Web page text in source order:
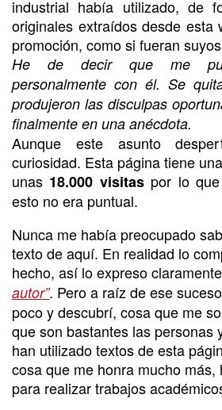
industrial había utilizado, de
originales extraídos desde esta
promoción, como si fueran
He de decir que me
personalmente con él. Se
produjeron las disculpas
finalmente en una anécdota.
Aunque este asunto
curiosidad. Esta página tiene
unas 18.000 visitaspor lo que
esto no era puntual.
Nunca me había preocupado
texto de aquí. En realidad lo
hecho, así lo expreso
autor”. Pero a raíz de ese suceso
poco y descubrí, cosa que me
que son bastantes las personas
han utilizado textos de esta
cosa que me honra mucho
para realizar trabajos